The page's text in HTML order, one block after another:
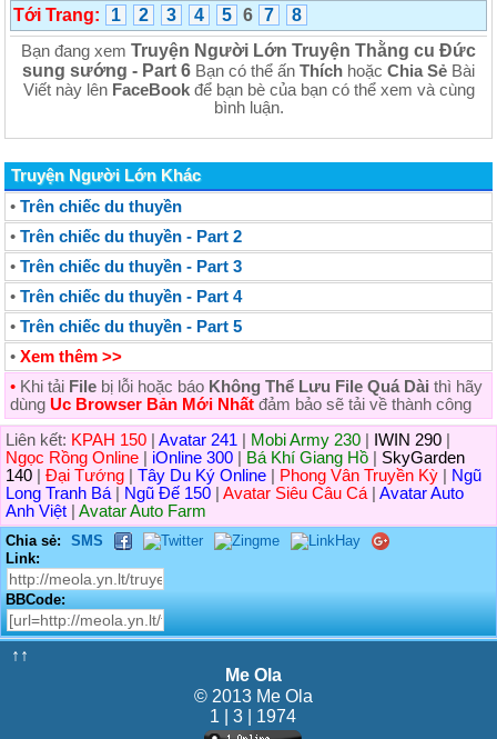
Tới Trang: 1 2 3 4 5 6 7 8
Bạn đang xem Truyện Người Lớn Truyện Thằng cu Đức
sung sướng - Part 6 Bạn có thể ấn Thích hoặc Chia Sẻ Bài
Viết này lên FaceBookđể bạn bè của bạn có thể xem và cùng
bình luận.
Truyện Người Lớn Khác
• Trên chiếc du thuyền
• Trên chiếc du thuyền - Part 2
• Trên chiếc du thuyền - Part 3
• Trên chiếc du thuyền - Part 4
• Trên chiếc du thuyền - Part 5
• Xem thêm >>
• Khi tải File bị lỗi hoặc báo Không Thể Lưu File Quá Dài thì hãy
dùng Uc Browser Bản Mới Nhất đảm bảo sẽ tải về thành công
Liên kết: KPAH 150 Avatar 241 Mobi Army 230 IWIN 290
Ngọc Rồng Online
iOnline 300 Bá Khí Giang Hồ
SkyGarden
140
Đại Tướng Tây Du Ký Online Phong Vân Truyền Kỳ
Ngũ
Long Tranh Bá
Ngũ Đế 150 Avatar Siêu Câu Cá
Avatar Auto
Anh Việt
Avatar Auto Farm
Chia sẻ:
SMS
Link:
BBCode:
↑↑
Me Ola
© 2013 Me Ola
1 | 3 | 1974